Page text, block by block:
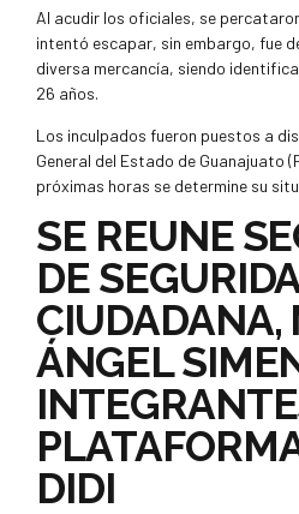
Al acudir los oficiales, se
intentó escapar, sin embargo, fue
diversa mercancía, siendo
26 años.
Los inculpados fueron puestos a
General del Estado de Guanajuato
próximas horas se determine su
SE REUNE
DE
CIUDADANA,
ÁNGEL
DIDI